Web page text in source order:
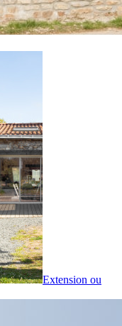
Extension ou